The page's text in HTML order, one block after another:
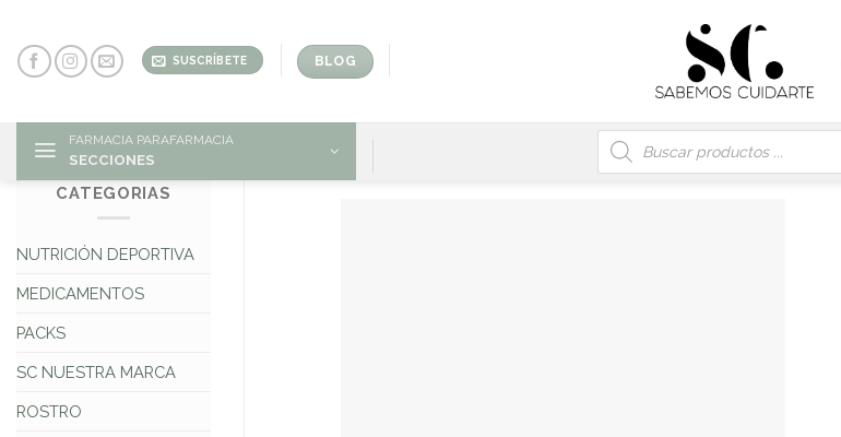
content
SUSCRÍBETE BLOG
FARMACIA PARAFARMACIA
SECCIONES
Búsqueda
de
productos
CATEGORIAS
NUTRICIÓN DEPORTIVA
MEDICAMENTOS
PACKS
SC NUESTRA MARCA
ROSTRO